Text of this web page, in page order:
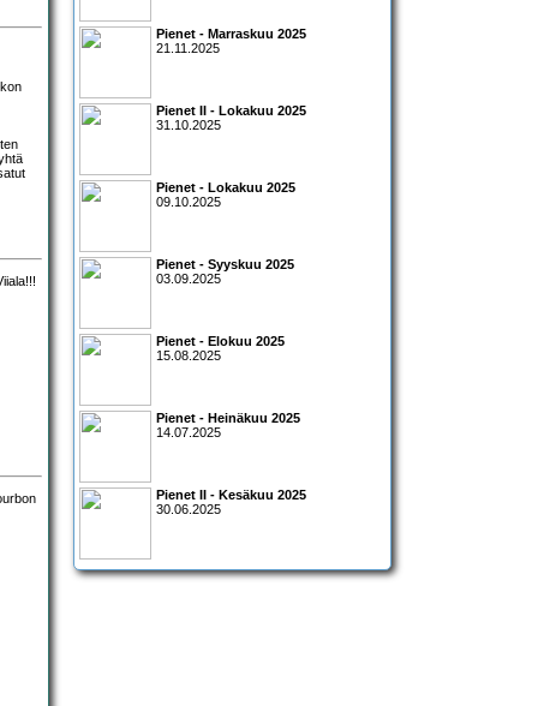
Pienet - Marraskuu 2025
21.11.2025
Pienet II - Lokakuu 2025
31.10.2025
Pienet - Lokakuu 2025
09.10.2025
Pienet - Syyskuu 2025
03.09.2025
Pienet - Elokuu 2025
15.08.2025
Pienet - Heinäkuu 2025
14.07.2025
Pienet II - Kesäkuu 2025
30.06.2025